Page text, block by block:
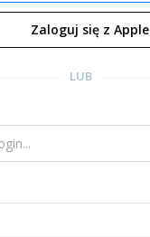
Zaloguj się z Apple
LUB